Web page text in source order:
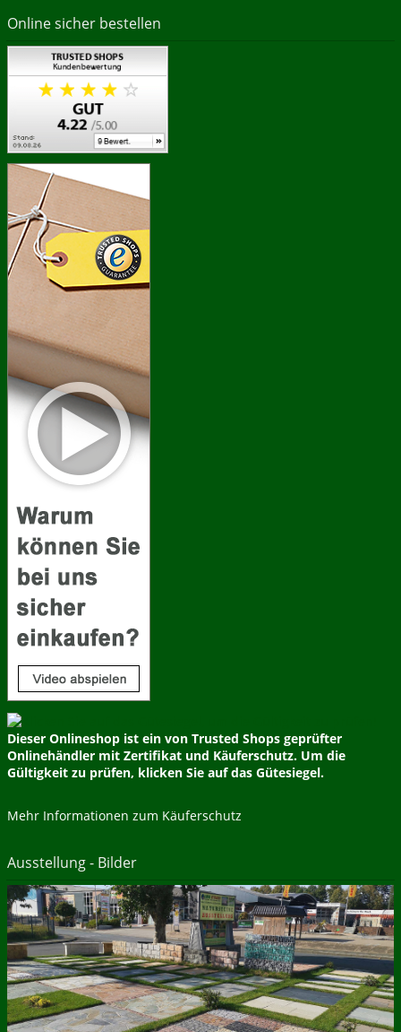
Online sicher bestellen
Dieser Onlineshop ist ein von Trusted Shops geprüfter
Onlinehändler mit Zertifikat und Käuferschutz. Um die
Gültigkeit zu prüfen, klicken Sie auf das Gütesiegel.
Mehr Informationen zum Käuferschutz
Ausstellung - Bilder